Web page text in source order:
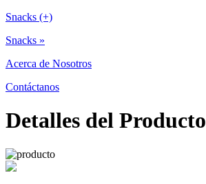
Snacks (+)
Snacks »
Acerca de Nosotros
Contáctanos
Detalles del Producto